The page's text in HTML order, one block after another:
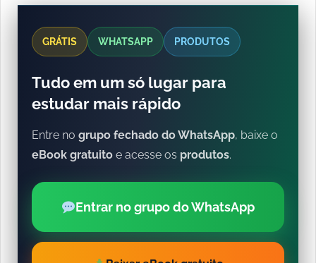
GRÁTIS WHATSAPP PRODUTOS
Tudo em um só lugar para
estudar mais rápido
Entre no grupo fechado do WhatsApp, baixe o
eBook gratuito e acesse os produtos.
Entrar no grupo do WhatsApp